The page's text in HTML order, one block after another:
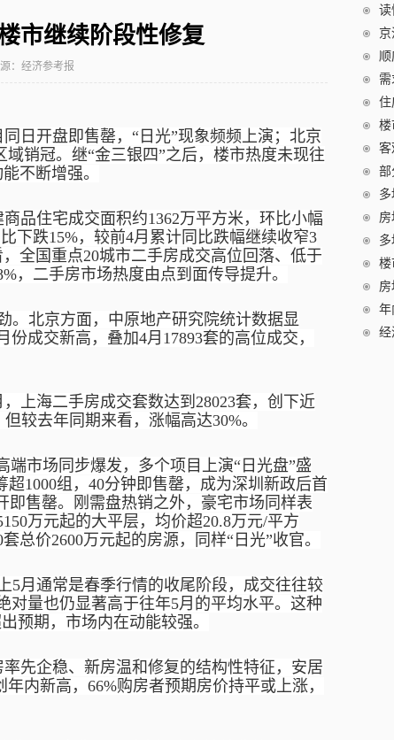
市继续阶段性修复
：经济参考报
日开盘即售罄， “日光”现象频频上演；北京
销冠。继“金三银四”之后，楼市热度未现往
不断增强。
品住宅成交面积约1362万平方米，环比小幅
下跌15%，较前4月累计同比跌幅继续收窄3
全国重点20城市二手房成交高位回落、低于
，二手房市场热度由点到面传导提升。
。北京方面，中原地产研究院统计数据显
成交新高，叠加4月17893套的高位成交，
，上海二手房成交套数达到28023套，创下近
较去年同期来看，涨幅高达30%。
端市场同步爆发，多个项目上演“日光盘”盛
1000组，40分钟即售罄，成为深圳新政后首
即售罄。刚需盘热销之外，豪宅市场同样表
万元起的大平层，均价超20.8万元/平方
总价2600万元起的房源，同样“日光”收官。
5月通常是春季行情的收尾阶段，成交往往较
对量也仍显著高于往年5月的平均水平。这种
预期，市场内在动能较强。
先企稳、新房温和修复的结构性特征，安居
内新高，66%购房者预期房价持平或上涨，
读
京
需
住
楼
客
部
多
楼
年
经